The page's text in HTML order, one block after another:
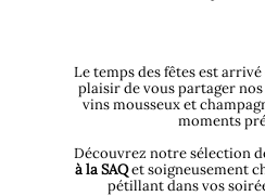
Le temps des fêtes est
plaisir de vous partager
vins mousseux et
moments
Découvrez notre sélection
à la SAQet soigneusement
pétillant dans vos